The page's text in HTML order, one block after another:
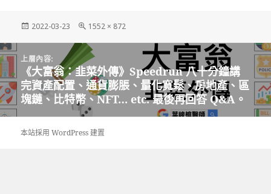
發
期:
2022-03-23
完
尺
寸
1552 × 872
文
章
導
覽
上層內容:
《大富翁：韭菜外傳》Speedrun 八十分鐘講
完資產配置、通貨膨脹、量化寬鬆、房地產、區
塊鏈、比特幣、NFT… etc. 最後再回答 Q&A。
本站採用 WordPress 建置